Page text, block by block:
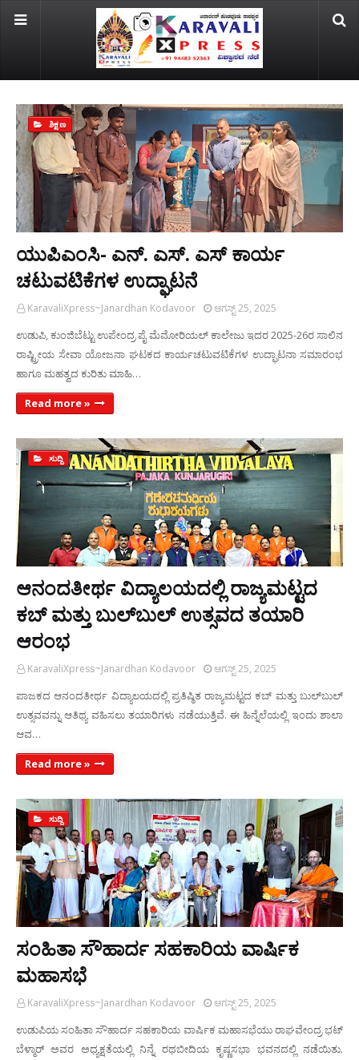
ಶಿಕ್ಷಣ
ಯುಪಿಎಂಸಿ- ಎನ್. ಎಸ್. ಎಸ್ ಕಾರ್ಯ
ಚಟುವಟಿಕೆಗಳ ಉದ್ಘಾಟನೆ
KaravaliXpress~Janardhan Kodavoor ಆಗಸ್ಟ್ 25, 2025
ಉಡುಪಿ, ಕುಂಜಿಬೆಟ್ಟು ಉಪೇಂದ್ರ ಪೈ ಮೆಮೋರಿಯಲ್ ಕಾಲೇಜು ಇದರ 2025-26ರ ಸಾಲಿನ
ರಾಷ್ಟ್ರೀಯ ಸೇವಾ ಯೋಜನಾ ಘಟಕದ ಕಾರ್ಯಚಟುವಟಿಕೆಗಳ ಉದ್ಘಾಟನಾ ಸಮಾರಂಭ
ಹಾಗೂ ಮಹತ್ವದ ಕುರಿತು ಮಾಹಿ…
Read more »
ಸುದ್ದಿ
ಆನಂದತೀರ್ಥ ವಿದ್ಯಾಲಯದಲ್ಲಿ ರಾಜ್ಯಮಟ್ಟದ
ಕಬ್‌ ಮತ್ತು ಬುಲ್‌ಬುಲ್‌ ಉತ್ಸವದ ತಯಾರಿ
ಆರಂಭ
KaravaliXpress~Janardhan Kodavoor ಆಗಸ್ಟ್ 25, 2025
ಪಾಜಕದ ಆನಂದತೀರ್ಥ ವಿದ್ಯಾಲಯದಲ್ಲಿ ಪ್ರತಿಷ್ಠಿತ ರಾಜ್ಯಮಟ್ಟದ ಕಬ್‌ ಮತ್ತು ಬುಲ್‌ಬುಲ್‌
ಉತ್ಸವವನ್ನು ಆತಿಥ್ಯ ವಹಿಸಲು ತಯಾರಿಗಳು ನಡೆಯುತ್ತಿವೆ. ಈ ಹಿನ್ನೆಲೆಯಲ್ಲಿ ಇಂದು ಶಾಲಾ
ಆವ…
Read more »
ಸುದ್ದಿ
ಸಂಹಿತಾ ಸೌಹಾರ್ದ ಸಹಕಾರಿಯ ವಾರ್ಷಿಕ
ಮಹಾಸಭೆ
KaravaliXpress~Janardhan Kodavoor ಆಗಸ್ಟ್ 25, 2025
ಉಡುಪಿಯ ಸಂಹಿತಾ ಸೌಹಾರ್ದ ಸಹಕಾರಿಯ ವಾರ್ಷಿಕ ಮಹಾಸಭೆಯು ರಾಘವೇಂದ್ರ ಭಟ್
ಬೆಳ್ಮಾರ್ ಅವರ ಅಧ್ಯಕ್ಷತೆಯಲ್ಲಿ ನಿನ್ನೆ ರಥಬೀದಿಯ ಕೃಷ್ಣಸಭಾ ಭವನದಲ್ಲಿ ನಡೆಯಿತು.